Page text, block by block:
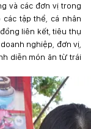
và các đơn vị trong
tập thể, cá nhân
liên kết, tiêu thụ
nghiệp, đơn vị,
diễn món ăn từ trái